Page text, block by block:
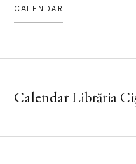
CALENDAR
Calendar Librăria